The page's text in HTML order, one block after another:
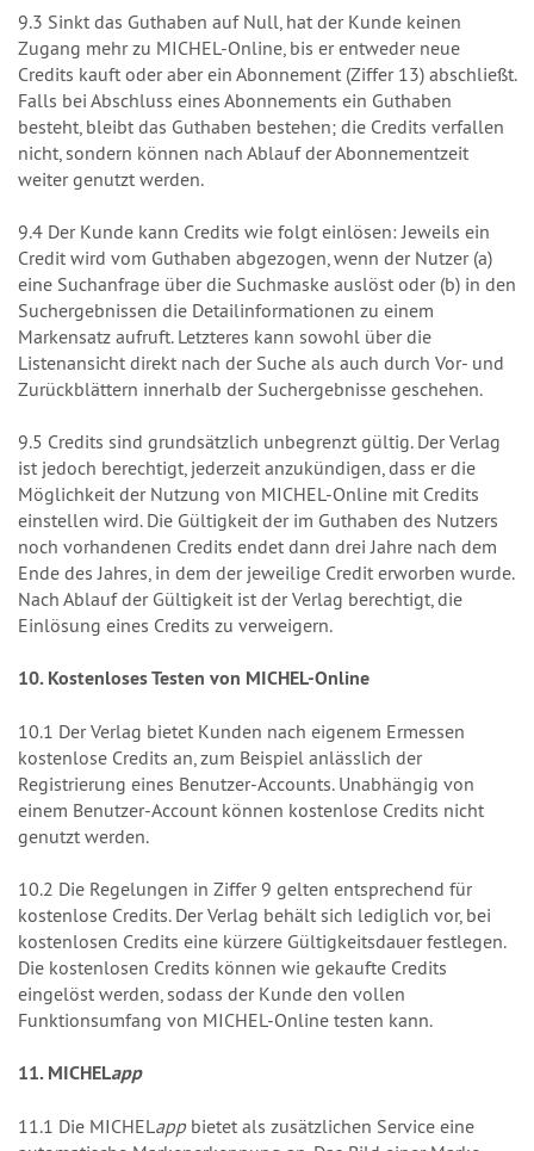
9.3 Sinkt das Guthaben auf Null, hat der Kunde keinen
Zugang mehr zu MICHEL-Online, bis er entweder neue
Credits kauft oder aber ein Abonnement (Ziffer 13) abschließt.
Falls bei Abschluss eines Abonnements ein Guthaben
besteht, bleibt das Guthaben bestehen; die Credits verfallen
nicht, sondern können nach Ablauf der Abonnementzeit
weiter genutzt werden.
9.4 Der Kunde kann Credits wie folgt einlösen: Jeweils ein
Credit wird vom Guthaben abgezogen, wenn der Nutzer (a)
eine Suchanfrage über die Suchmaske auslöst oder (b) in den
Suchergebnissen die Detailinformationen zu einem
Markensatz aufruft. Letzteres kann sowohl über die
Listenansicht direkt nach der Suche als auch durch Vor- und
Zurückblättern innerhalb der Suchergebnisse geschehen.
9.5 Credits sind grundsätzlich unbegrenzt gültig. Der Verlag
ist jedoch berechtigt, jederzeit anzukündigen, dass er die
Möglichkeit der Nutzung von MICHEL-Online mit Credits
einstellen wird. Die Gültigkeit der im Guthaben des Nutzers
noch vorhandenen Credits endet dann drei Jahre nach dem
Ende des Jahres, in dem der jeweilige Credit erworben wurde.
Nach Ablauf der Gültigkeit ist der Verlag berechtigt, die
Einlösung eines Credits zu verweigern.
10. Kostenloses Testen von MICHEL-Online
10.1 Der Verlag bietet Kunden nach eigenem Ermessen
kostenlose Credits an, zum Beispiel anlässlich der
Registrierung eines Benutzer-Accounts. Unabhängig von
einem Benutzer-Account können kostenlose Credits nicht
genutzt werden.
10.2 Die Regelungen in Ziffer 9 gelten entsprechend für
kostenlose Credits. Der Verlag behält sich lediglich vor, bei
kostenlosen Credits eine kürzere Gültigkeitsdauer festlegen.
Die kostenlosen Credits können wie gekaufte Credits
eingelöst werden, sodass der Kunde den vollen
Funktionsumfang von MICHEL-Online testen kann.
11. MICHELapp
11.1 Die MICHELappbietet als zusätzlichen Service eine